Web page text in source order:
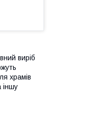
виріб
храмів
іншу